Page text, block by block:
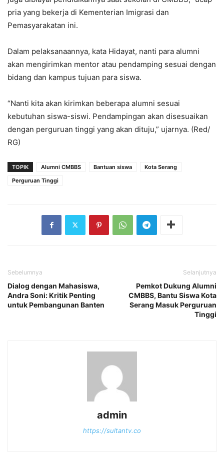
pria yang bekerja di Kementerian Imigrasi dan
Pemasyarakatan ini.
‎Dalam pelaksanaannya, kata Hidayat, nanti para alumni
akan mengirimkan mentor atau pendamping sesuai dengan
bidang dan kampus tujuan para siswa.
‎“Nanti kita akan kirimkan beberapa alumni sesuai
kebutuhan siswa-siswi. Pendampingan akan disesuaikan
dengan perguruan tinggi yang akan dituju,” ujarnya. (Red/
RG)
TOPIK Alumni CMBBS Bantuan siswa
Kota Serang
Perguruan Tinggi
Sebelumnya
Dialog dengan Mahasiswa,
Andra Soni: Kritik Penting
untuk Pembangunan Banten‎
Selanjutnya
‎Pemkot Dukung Alumni
CMBBS, Bantu Siswa Kota
Serang Masuk Perguruan
Tinggi
admin
https://sultantv.co